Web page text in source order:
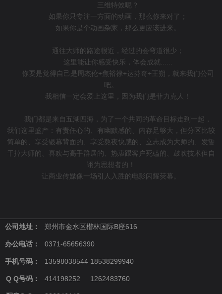
三维特效呢？
如果你只专注一方面的动画，那么你来对了；
如果你是个动画杂家，那么更应该进来。
通往大师的路途很近，经过的会弯道很少；
这里能让你感受快乐，体会成就......
你要是觉得自己是周杰伦+焦裕禄+达芬奇+王朔，就来我们公司
吧。
我相信一定会爱上这里，因为我们是菲力克人！
我们都是来自五湖四海，为了一个共同的革命目标走到一起，
我们这里盛产：有责任心的、有幽默感的、内存足够大，但分区比较
简单的、享受银幕背面的、享受熬夜快感的、立志成为大师的、发誓
干掉大师的、喜欢与高手群居的、热衷跟客户死磕的、鼓吹技术但自
诩为思想者的！
让商业传媒像一场引人入胜的电影闪耀荧幕。
公司地址： 郑州市金水区楷林国际B座616
办公电话： 0371-65656390
手机号码： 13598038544 18538299940
Q Q号码： 414198252 1262483760